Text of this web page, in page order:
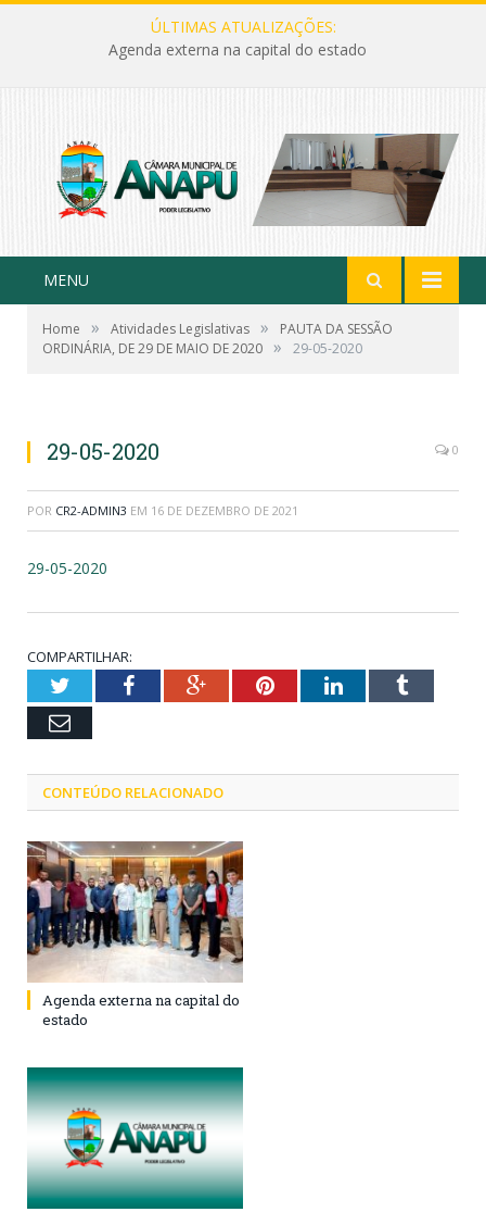
ÚLTIMAS ATUALIZAÇÕES:
Agenda externa na capital do estado
MENU
Home » Atividades Legislativas »
PAUTA DA SESSÃO
ORDINÁRIA, DE 29 DE MAIO DE 2020 » 29-05-2020
29-05-2020 0
POR CR2-ADMIN3 EM 16 DE DEZEMBRO DE 2021
29-05-2020
COMPARTILHAR:
TwitterFacebookGoogle+PinterestLinkedInTumblr
Email
CONTEÚDO RELACIONADO
Agenda externa na capital do
estado